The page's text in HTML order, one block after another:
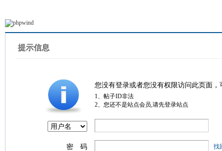
提示信息
您没有登录或者您没有权限访问此页面
1、帖子ID非法
2、您还不是站点会员,请先登录站点
密 码 找